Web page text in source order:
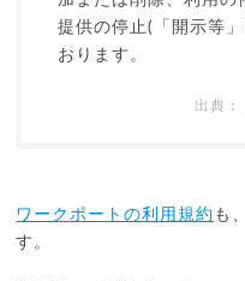
提供の停止(「開示等
おります。
ワークポートの利用規約 も
す。